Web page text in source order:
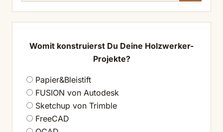
Womit konstruierst Du Deine Holzwerker-
Projekte?
Papier&Bleistift
FUSION von Autodesk
Sketchup von Trimble
FreeCAD